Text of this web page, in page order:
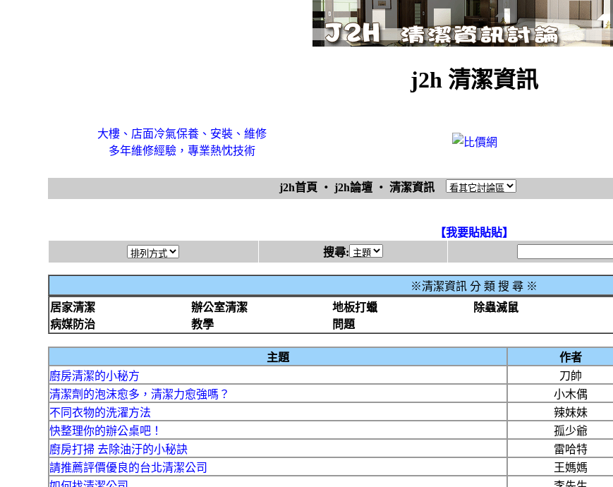
j2h 清潔資訊
大樓、店面冷氣保養、安裝、維修
多年維修經驗，專業熱忱技術
j2h首頁 ‧ j2h論壇 ‧ 清潔資訊
【我要貼貼貼】
搜尋:
※清潔資訊 分 類 搜 尋 ※
居家清潔
辦公室清潔 地板打蠟 除蟲滅鼠
病媒防治
教學 問題
主題 作者
廚房清潔的小秘方
刀帥
清潔劑的泡沫愈多，清潔力愈強嗎？ 小木偶
不同衣物的洗濯方法 辣妹妹
快整理你的辦公桌吧！ 孤少爺
廚房打掃 去除油汙的小秘訣 雷哈特
請推薦評價優良的台北清潔公司 王媽媽